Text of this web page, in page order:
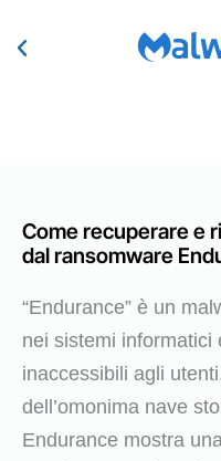
Come recuperare e
dal ransomware
“Endurance” è un
nei sistemi informatici
inaccessibili agli
dell’omonima nave
Endurance mostra